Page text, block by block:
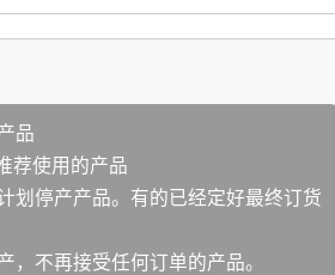
品
荐使用的产品
划停产产品。有的已经定好最终订货
，不再接受任何订单的产品。